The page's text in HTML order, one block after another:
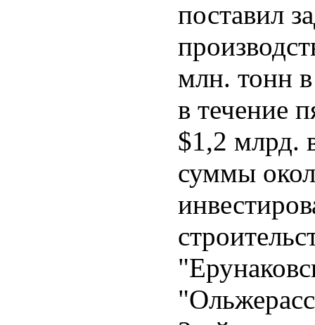
поставил
млн. тонн
в течение
$1,2 млрд.
суммы